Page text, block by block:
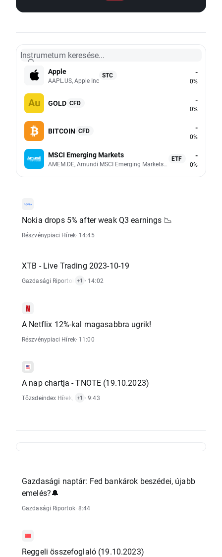
Instrumetum keresése...
Apple
AAPL.US, Apple Inc
STC -
0%
GOLD CFD -
0%
BITCOIN CFD -
0%
MSCI Emerging Markets
AMEM.DE, Amundi MSCI Emerging Markets UCITS (Acc EUR)
ETF -
0%
Nokia drops 5% after weak Q3 earnings 📉
Részvénypiaci Hírek· 14:45
XTB - Live Trading 2023-10-19
Gazdasági Riportok ,Technikai Elemzés
+1 · 14:02
A Netflix 12%-kal magasabbra ugrik!
Részvénypiaci Hírek· 11:00
A nap chartja - TNOTE (19.10.2023)
Tőzsdeindex Hírek Forex Hírek
+1 · 9:43
Gazdasági naptár: Fed bankárok beszédei, újabb
emelés?🔔
Gazdasági Riportok· 8:44
Reggeli összefoglaló (19.10.2023)